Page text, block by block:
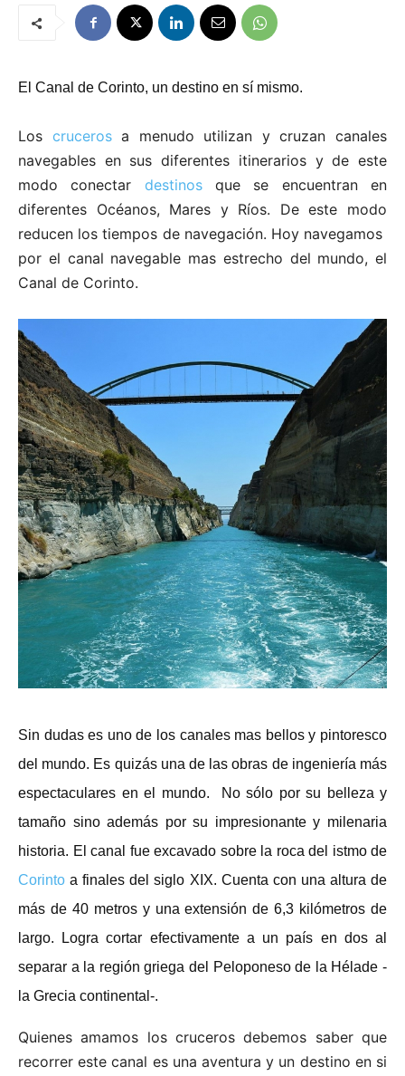
El Canal de Corinto, un destino en sí mismo.
Los crucerosa menudo utilizan y cruzan canales
navegables en sus diferentes itinerarios y de este
modo conectar destinosque se encuentran en
diferentes Océanos, Mares y Ríos. De este modo
reducen los tiempos de navegación. Hoy navegamos
por el canal navegable mas estrecho del mundo, el
Canal de Corinto.
Sin dudas es uno de los canales mas bellos y pintoresco
del mundo. Es quizás una de las obras de ingeniería más
espectaculares en el mundo. No sólo por su belleza y
tamaño sino además por su impresionante y milenaria
historia. El canal fue excavado sobre la roca del istmo de
Corinto a finales del siglo XIX. Cuenta con una altura de
más de 40 metros y una extensión de 6,3 kilómetros de
largo. Logra cortar efectivamente a un país en dos al
separar a la región griega del Peloponeso de la Hélade -
la Grecia continental-.
Quienes amamos los cruceros debemos saber que
recorrer este canal es una aventura y un destino en si